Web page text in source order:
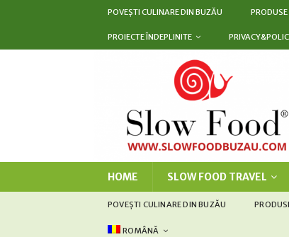
POVEȘTI CULINARE DIN BUZĂU
PROIECTE ÎNDEPLINITE
HOME SLOW FOOD TRAVEL
POVEȘTI CULINARE DIN BUZĂU
ROMÂNĂ